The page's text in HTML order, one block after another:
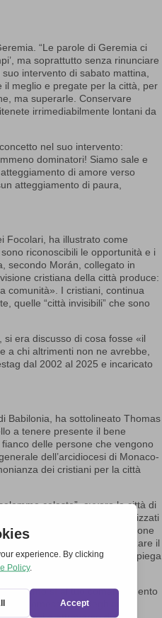
“Le parole di Geremia ci
ma soprattutto senza rinunciare
intervento di sabato mattina,
il meglio e pregate per la città, per
ma superarle. Conservare
irrimediabilmente lontani da
nel suo intervento:
dominatori! Siamo sale e
di amore verso
atteggiamento di paura,
Focolari, ha illustrato come
riconoscibili le opportunità e i
secondo Morán, collegato in
cristiana della città produce:
comunità». I cristiani, continua
quelle “città invisibili” che sono
era discusso di cosa fosse «il
a chi altrimenti non ne avrebbe,
dal 2002 al 2025 e incaricato
Babilonia, ha sottolineato Thomas
a tenere presente il bene
delle persone che vengono
dell’arcidiocesi di Monaco-
dei cristiani per la città
celeste”, ovvero la città di
preghiera e alla lode, organizzati
sua omelia durante la funzione
chi avesse il potere di realizzare il
ha perso tutto. La vita si dispiega
diciamo sì al tuo comandamento
promesso. Ti preghiamo,